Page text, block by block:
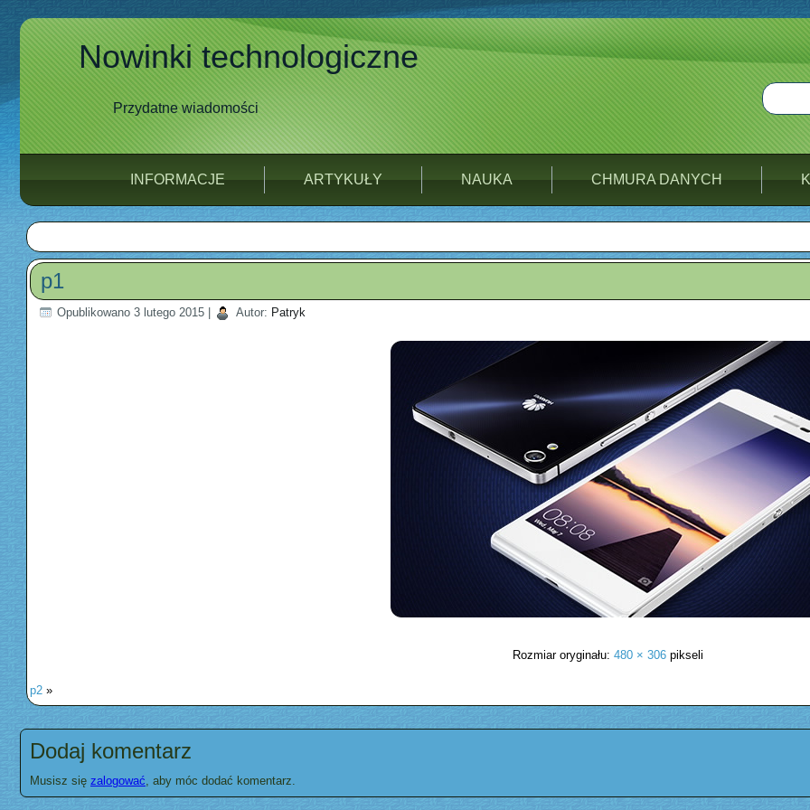
Nowinki technologiczne
Przydatne wiadomości
INFORMACJE ARTYKUŁY NAUKA CHMURA DANYCH
p1
Opublikowano 3 lutego 2015 Autor: Patryk
Rozmiar oryginału: 480 × 306pikseli
p2 »
Dodaj komentarz
Musisz się zalogować, aby móc dodać komentarz.